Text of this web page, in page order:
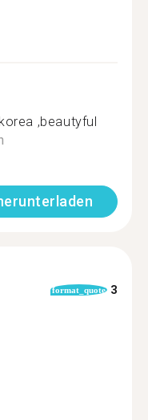
,beautyful
format_quote 3